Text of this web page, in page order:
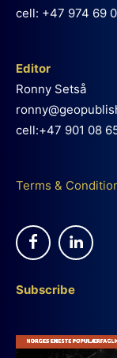
cell: +47 974 69
Editor
Ronny Setså
cell:+47 901 08
Terms &
Subscribe